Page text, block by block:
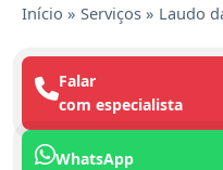
Início Serviços Laudo
Falar
com especialista
WhatsApp